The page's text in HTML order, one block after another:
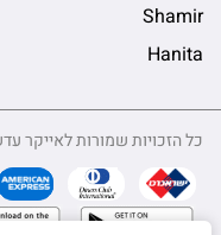
Shamir
Hanita
כל הזכויות שמורות לאייקר עדשות בע"מ 2024